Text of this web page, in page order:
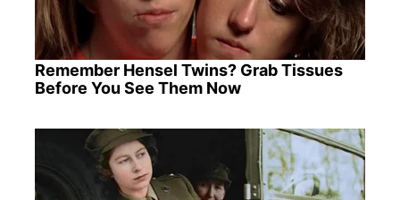
Remember Hensel Twins? Grab Tissues
Before You See Them Now